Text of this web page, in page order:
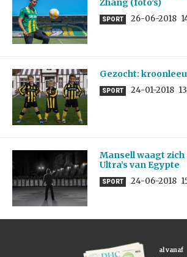
Zhang (foto’s)
SPORT 26-06-2018
Gezocht:
SPORT 24-01-2018
Mansell waagt
Ultra’s van Egypte
SPORT 24-06-2018
al vanaf